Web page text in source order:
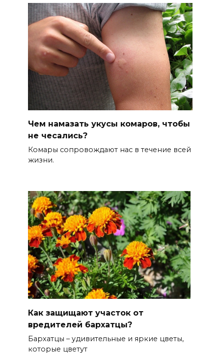
Чем намазать укусы комаров, чтобы
не чесались?
Комары сопровождают нас в течение всей
жизни.
Как защищают участок от
вредителей бархатцы?
Бархатцы – удивительные и яркие цветы,
которые цветут